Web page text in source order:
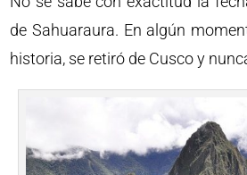
de Sahuaraura. En algún
historia, se retiró de Cusco y